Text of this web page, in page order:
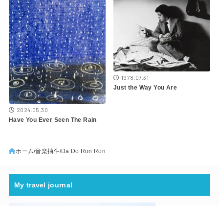
2024.05.30
Have You Ever Seen The Rain
1978.07.31
Just the Way You Are
ホーム 音楽抽斗 Da Do Ron Ron
My travel journal